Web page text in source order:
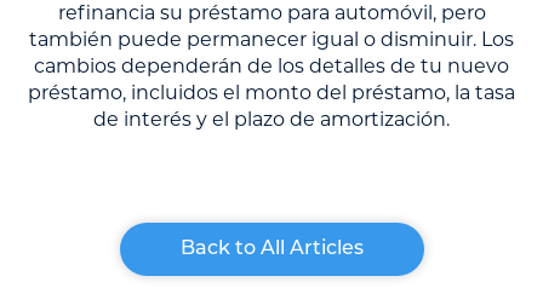
refinancia su préstamo para automóvil, pero
también puede permanecer igual o disminuir. Los
cambios dependerán de los detalles de tu nuevo
préstamo, incluidos el monto del préstamo, la tasa
de interés y el plazo de amortización.
Back to All Articles